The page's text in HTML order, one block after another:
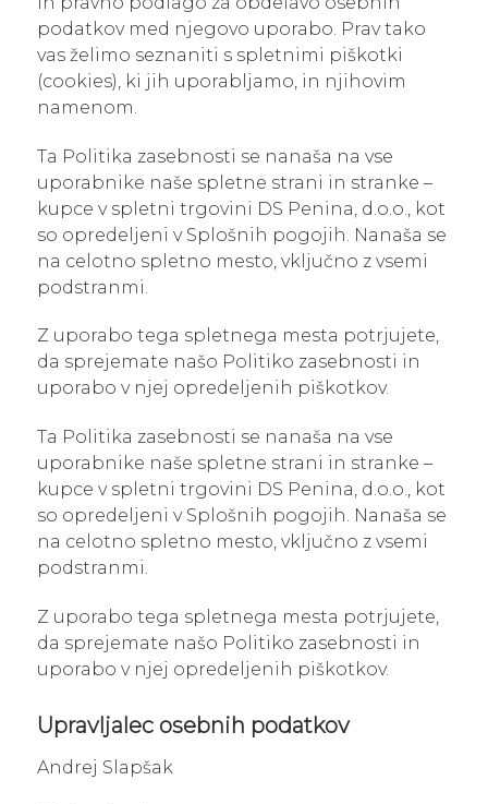
podatkov med njegovo uporabo. Prav tako
vas želimo seznaniti s spletnimi piškotki
(cookies), ki jih uporabljamo, in njihovim
namenom.
Ta Politika zasebnosti se nanaša na vse
uporabnike naše spletne strani in stranke –
kupce v spletni trgovini DS Penina, d.o.o., kot
so opredeljeni v Splošnih pogojih. Nanaša se
na celotno spletno mesto, vključno z vsemi
podstranmi.
Z uporabo tega spletnega mesta potrjujete,
da sprejemate našo Politiko zasebnosti in
uporabo v njej opredeljenih piškotkov.
Ta Politika zasebnosti se nanaša na vse
uporabnike naše spletne strani in stranke –
kupce v spletni trgovini DS Penina, d.o.o., kot
so opredeljeni v Splošnih pogojih. Nanaša se
na celotno spletno mesto, vključno z vsemi
podstranmi.
Z uporabo tega spletnega mesta potrjujete,
da sprejemate našo Politiko zasebnosti in
uporabo v njej opredeljenih piškotkov.
Upravljalec osebnih podatkov
Andrej Slapšak